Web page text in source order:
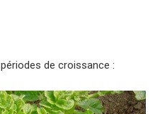
de croissance :